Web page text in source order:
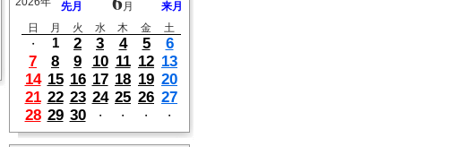
先月 月
来月
日
月 火 水 木 金
土
・
1 2 3 4 5
6
7
8 9 10 11 12 13
14 15 16 17 18 19 20
21 22 23 24 25 26 27
28 29 30 ・ ・ ・ ・